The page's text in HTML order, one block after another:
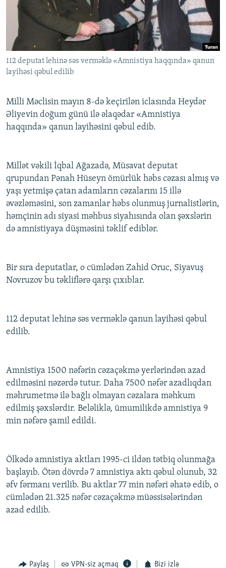
İNFOQRAFIKA
KARIKATURA
AZƏRBAYCAN ƏDƏBIYYATI KITABXANASI
İSLAM VƏ DEMOKRATIYA
İZ - MƏDƏNIYYƏT PROQRAMI
MISSIYAMIZ
PEŞƏ ETIKASI VƏ JURNALISTIKA STANDARTLARIMIZ
MATERIALLARIMIZDAN ISTIFADƏ
AZADLIQRADIOSU MOBIL TELEFONUNUZDA
XƏBƏR BÜLLETENLƏRIMIZ
BIZI IZLƏ
RFE/RL-in bütün saytları
112 deputat lehinə səs verməklə «Amnistiya haqqında» qanun
layihəsi qəbul edilib
Milli Məclisin mayın 8-də keçirilən iclasında Heydər
Əliyevin doğum günü ilə əlaqədar «Amnistiya
haqqında» qanun layihəsini qəbul edib.
Millət vəkili İqbal Ağazadə, Müsavat deputat
qrupundan Pənah Hüseyn ömürlük həbs cəzası almış və
yaşı yetmişə çatan adamların cəzalarını 15 illə
əvəzləməsini, son zamanlar həbs olunmuş jurnalistlərin,
həmçinin adı siyasi məhbus siyahısında olan şəxslərin
də amnistiyaya düşməsini təklif ediblər.
Bir sıra deputatlar, o cümlədən Zahid Oruc, Siyavuş
Novruzov bu təkliflərə qarşı çıxıblar.
112 deputat lehinə səs verməklə qanun layihəsi qəbul
edilib.
Amnistiya 1500 nəfərin cəzaçəkmə yerlərindən azad
edilməsini nəzərdə tutur. Daha 7500 nəfər azadlıqdan
məhrumetmə ilə bağlı olmayan cəzalara məhkum
edilmiş şəxslərdir. Beləliklə, ümumilikdə amnistiya 9
min nəfərə şamil edildi.
Ölkədə amnistiya aktları 1995-ci ildən tətbiq olunmağa
başlayıb. Ötən dövrdə 7 amnistiya aktı qəbul olunub, 32
əfv fərmanı verilib. Bu aktlar 77 min nəfəri əhatə edib, o
cümlədən 21.325 nəfər cəzaçəkmə müəssisələrindən
azad edilib.
Paylaş VPN-siz açmaq Bizi izlə